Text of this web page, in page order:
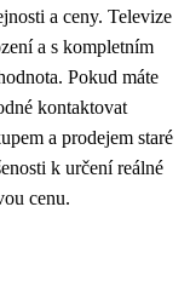
a ceny. Televize
a s kompletním
Pokud máte
kontaktovat
a prodejem staré
k určení reálné
cenu.